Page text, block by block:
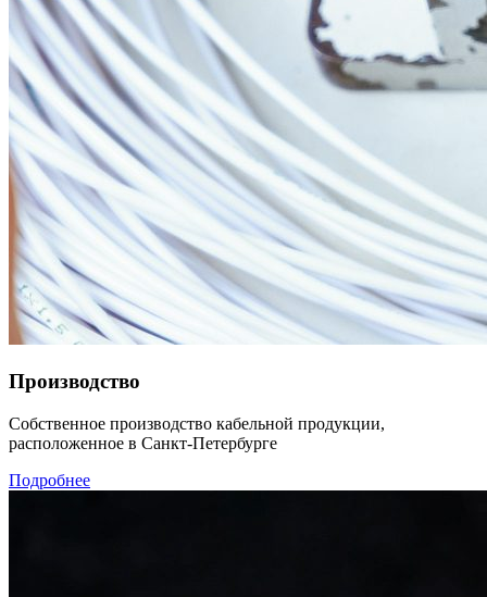
Производство
Собственное производство кабельной продукции,
расположенное в Санкт-Петербурге
Подробнее